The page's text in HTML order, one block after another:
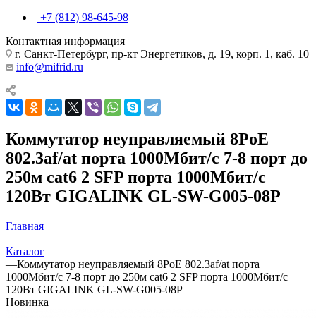
+7 (812) 98-645-98
Контактная информация
г. Санкт-Петербург, пр-кт Энергетиков, д. 19, корп. 1, каб. 10
info@mifrid.ru
Коммутатор неуправляемый 8PoE
802.3af/at порта 1000Мбит/с 7-8 порт до
250м cat6 2 SFP порта 1000Мбит/с
120Вт GIGALINK GL-SW-G005-08P
Главная
—
Каталог
—Коммутатор неуправляемый 8PoE 802.3af/at порта
1000Мбит/с 7-8 порт до 250м cat6 2 SFP порта 1000Мбит/с
120Вт GIGALINK GL-SW-G005-08P
Новинка